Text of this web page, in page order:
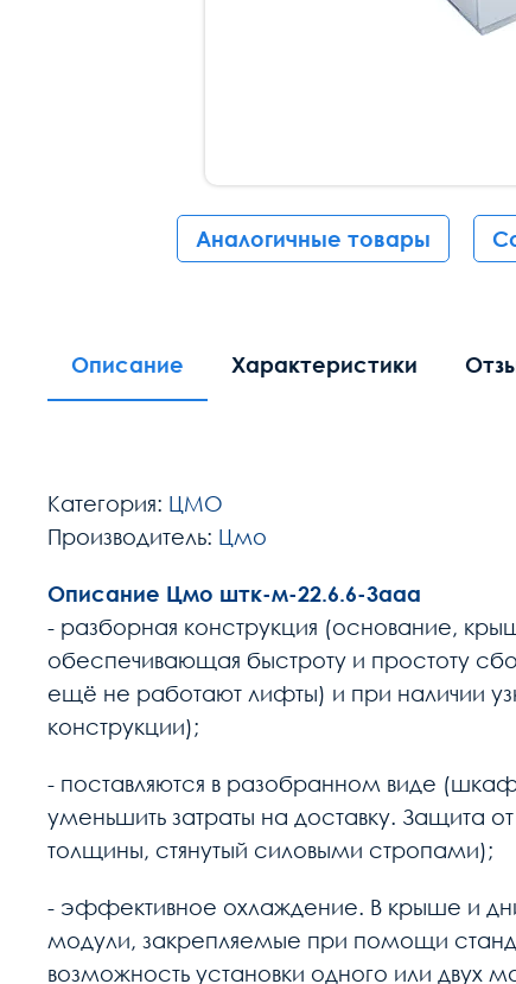
Аналогичные товары
Описание Характеристики
Категория: ЦМО
Производитель: Цмо
Описание Цмо штк-м-22.6.6-3ааа
- разборная конструкция (основание,
обеспечивающая быстроту и простоту
ещё не работают лифты) и при наличии
конструкции);
- поставляются в разобранном виде
уменьшить затраты на доставку. Защита
толщины, стянутый силовыми стропами);
- эффективное охлаждение. В крыше и
модули, закрепляемые при помощи
возможность установки одного или двух